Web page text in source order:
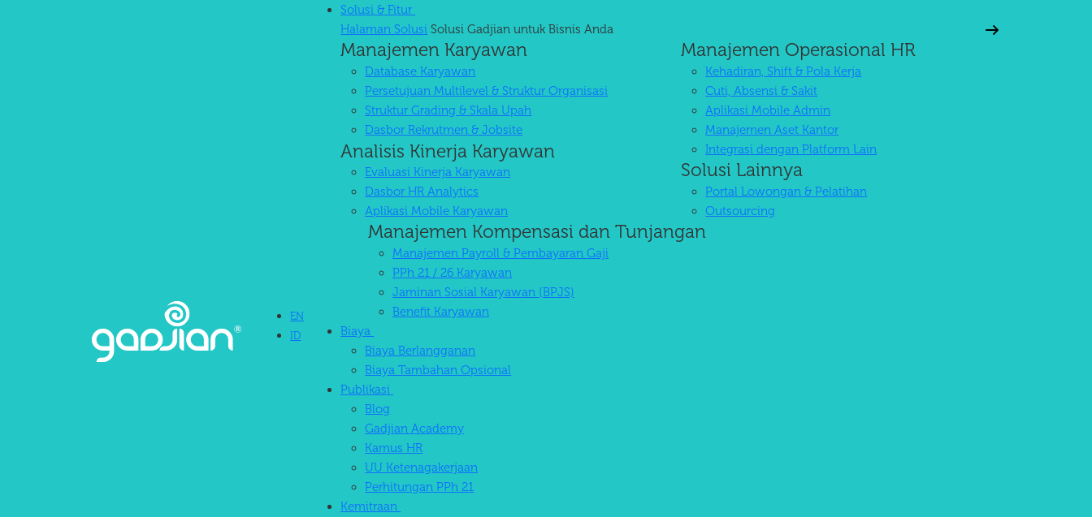
EN
ID
Solusi & Fitur
Halaman Solusi Solusi Gadjian untuk Bisnis Anda
Manajemen Karyawan
Database Karyawan
Persetujuan Multilevel & Struktur Organisasi
Struktur Grading & Skala Upah
Dasbor Rekrutmen & Jobsite
Analisis Kinerja Karyawan
Evaluasi Kinerja Karyawan
Dasbor HR Analytics
Aplikasi Mobile Karyawan
Manajemen Operasional HR
Kehadiran, Shift & Pola Kerja
Cuti, Absensi & Sakit
Aplikasi Mobile Admin
Manajemen Aset Kantor
Integrasi dengan Platform Lain
Solusi Lainnya
Portal Lowongan & Pelatihan
Outsourcing
Manajemen Kompensasi dan Tunjangan
Manajemen Payroll & Pembayaran Gaji
PPh 21 / 26 Karyawan
Jaminan Sosial Karyawan (BPJS)
Benefit Karyawan
Biaya
Biaya Berlangganan
Biaya Tambahan Opsional
Publikasi
Blog
Gadjian Academy
Kamus HR
UU Ketenagakerjaan
Perhitungan PPh 21
Kemitraan